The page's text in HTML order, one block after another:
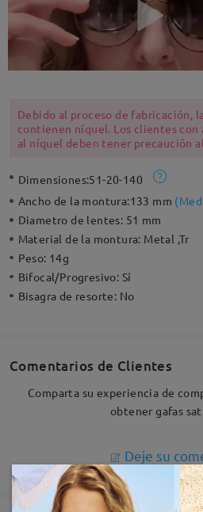
Debido al proceso de fabricación,
contienen níquel. Los clientes
al níquel deben tener precaución
Dimensiones:51-20-140
Ancho de la montura:133 mm (
Diametro de lentes: 51 mm
Material de la montura: Metal ,Tr
Peso: 14g
Bifocal/Progresivo: Sí
Bisagra de resorte: No
Comentarios de Clientes
Comparta su experiencia de
obtener gafas
Deje su